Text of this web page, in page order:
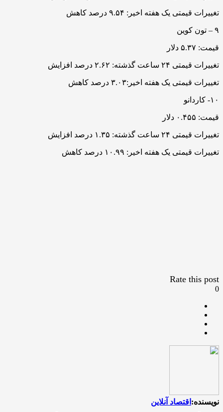
تغییرات قیمتی یک هفته اخیر: ۹.۵۴ درصد کاهش
۹ – تون کوین
قیمت: ۵.۳۷ دلار
تغییرات قیمتی ۲۴ ساعت گذشته: ۲.۶۲ درصد افزایش
تغییرات قیمتی یک هفته اخیر:۳.۰۳ درصد کاهش
۱۰- کاردانو
قیمت: ۰.۴۵۵ دلار
تغییرات قیمتی ۲۴ ساعت گذشته: ۱.۳۵ درصد افزایش
تغییرات قیمتی یک هفته اخیر: ۱۰.۹۹ درصد کاهش
Rate this post
0
نویسنده: اقتصاد آنلاین